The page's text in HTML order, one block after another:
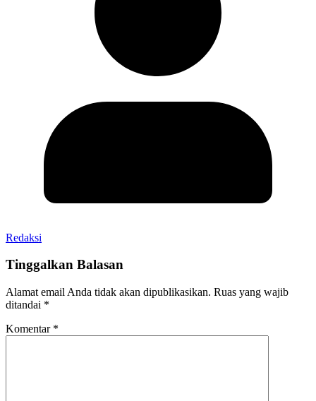
Redaksi
Tinggalkan Balasan
Alamat email Anda tidak akan dipublikasikan. Ruas yang wajib
ditandai *
Komentar *